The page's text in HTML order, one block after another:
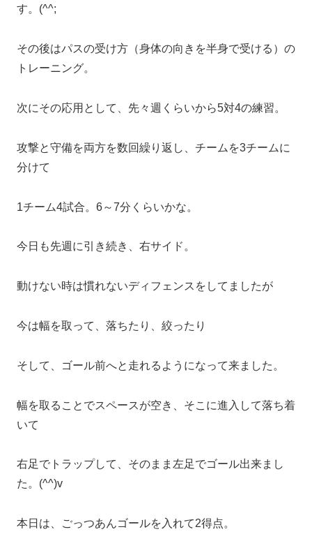
す。(^^;
その後はパスの受け方（身体の向きを半身で受ける）の
トレーニング。
次にその応用として、先々週くらいから5対4の練習。
攻撃と守備を両方を数回繰り返し、チームを3チームに
分けて
1チーム4試合。6～7分くらいかな。
今日も先週に引き続き、右サイド。
動けない時は慣れないディフェンスをしてましたが
今は幅を取って、落ちたり、絞ったり
そして、ゴール前へと走れるようになって来ました。
幅を取ることでスペースが空き、そこに進入して落ち着
いて
右足でトラップして、そのまま左足でゴール出来まし
た。(^^)v
本日は、ごっつあんゴールを入れて2得点。